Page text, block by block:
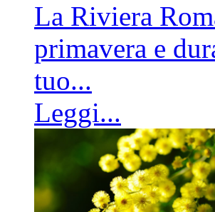
La Riviera
primavera e
tuo...
Leggi...